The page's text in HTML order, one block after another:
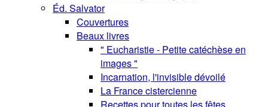
Éd. Salvator
Couvertures
Beaux livres
" Eucharistie - Petite catéchèse en
images "
Incarnation, l'invisible dévoilé
La France cistercienne